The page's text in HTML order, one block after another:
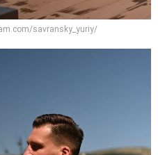
savransky_yuriy/